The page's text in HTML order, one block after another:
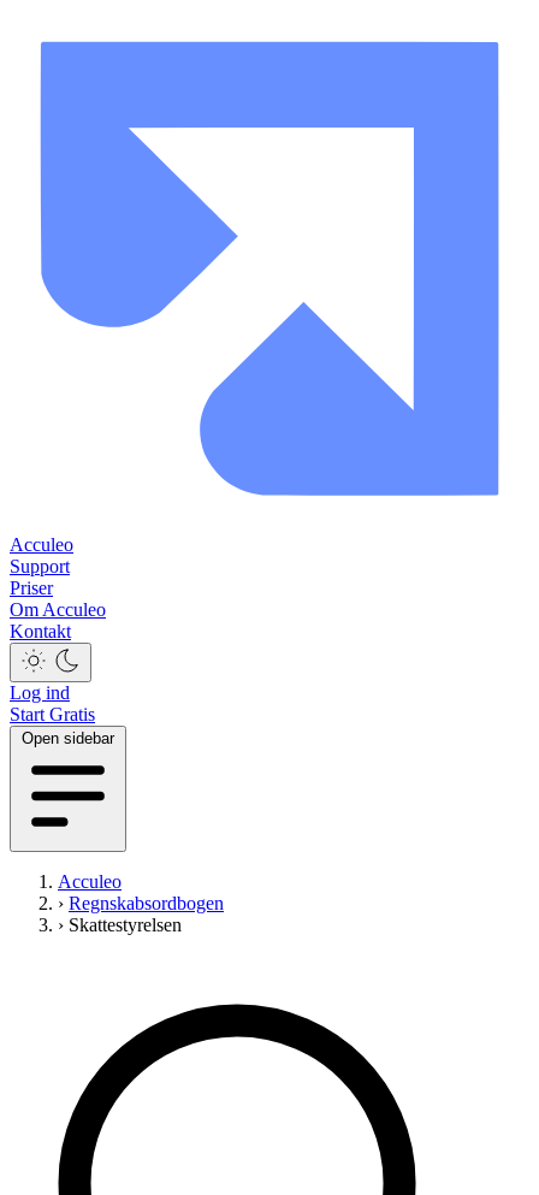
Acculeo
Support
Priser
Om Acculeo
Kontakt
Log ind
Start Gratis
Open sidebar
Acculeo
› Regnskabsordbogen
› Skattestyrelsen